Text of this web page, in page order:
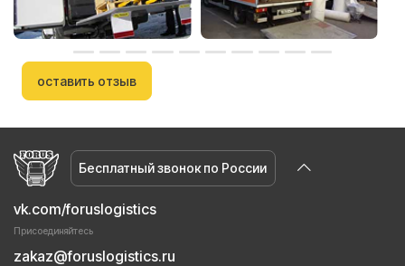
оставить отзыв
Бесплатный звонок по России
vk.com/foruslogistics
Присоединяйтесь
zakaz@foruslogistics.ru